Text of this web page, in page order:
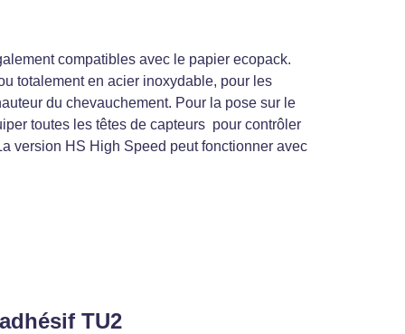
compatibles avec le papier ecopack.
totalement en acier inoxydable, pour les
du chevauchement. Pour la pose sur le
toutes les têtes de capteurs pour contrôler
version HS High Speed peut fonctionner avec
TU2